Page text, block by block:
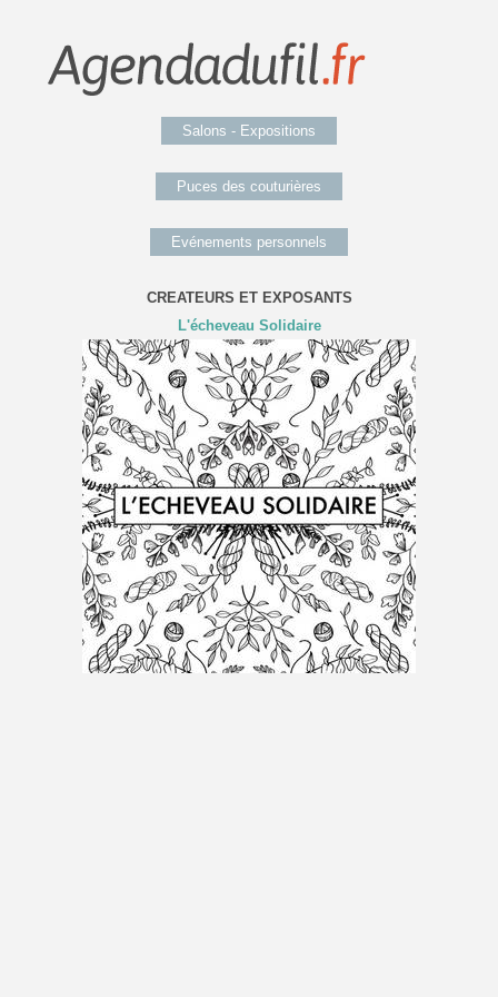
Salons - Expositions
Puces des couturières
Evénements personnels
CREATEURS ET EXPOSANTS
L'écheveau Solidaire